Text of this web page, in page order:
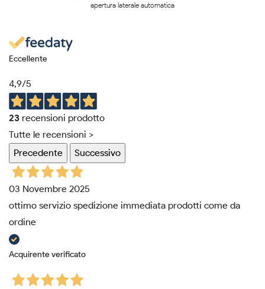
apertura laterale automatica
Eccellente
4,9/5
23 recensioni prodotto
Tutte le recensioni >
Precedente
Successivo
03 Novembre 2025
ottimo servizio spedizione immediata prodotti come da
ordine
Acquirente verificato